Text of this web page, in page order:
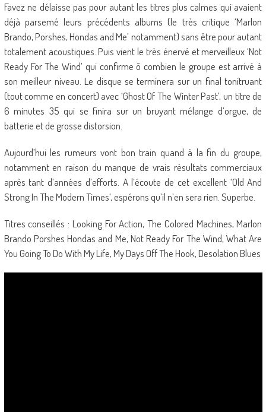
Favez ne délaisse pas pour autant les titres plus calmes qui avaient
déjà parsemé leurs précédents albums (le très critique ‘Marlon
Brando, Porshes, Hondas and Me’ notamment) sans être pour autant
totalement acoustiques. Puis vient le très énervé et merveilleux ‘Not
Ready For The Wind’ qui confirme ô combien le groupe est arrivé à
son meilleur niveau. Le disque se terminera sur un final tonitruant
(tout comme en concert) avec ‘Ghost Of The Winter Past’, un titre de
6 minutes 35 qui se finira sur un bruyant mélange d’orgue, de
batterie et de grosse distorsion.
Aujourd’hui les rumeurs vont bon train quand à la fin du groupe,
notamment en raison du manque de vrais résultats commerciaux
après tant d’années d’efforts. A l’écoute de cet excellent ‘Old And
Strong In The Modern Times’, espérons qu’il n’en sera rien. Superbe.
Titres conseillés : Looking For Action, The Colored Machines, Marlon
Brando Porshes Hondas and Me, Not Ready For The Wind, What Are
You Going To Do With My Life, My Days Off The Hook, Desolation Blues